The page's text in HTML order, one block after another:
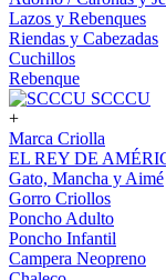
Lazos y Rebenques
Riendas y Cabezadas
Cuchillos
Rebenque
SCCCU
+
Marca Criolla
EL REY DE
Gato, Mancha y Aimé
Gorro Criollos
Poncho Adulto
Poncho Infantil
Campera Neopreno